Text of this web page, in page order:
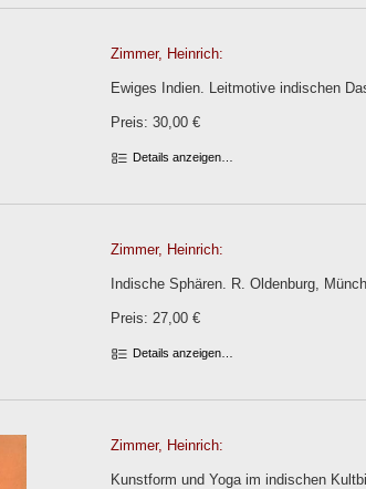
Zimmer, Heinrich:
Ewiges Indien. Leitmotive indischen
Preis: 30,00 €
Details anzeigen…
Zimmer, Heinrich:
Indische Sphären. R. Oldenburg,
Preis: 27,00 €
Details anzeigen…
Zimmer, Heinrich:
Kunstform und Yoga im indischen